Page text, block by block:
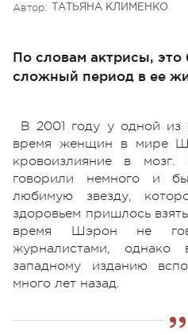
Автор: ТАТЬЯНА КЛИМЕНКО
По словам актрисы,
сложный период в ее
В 2001 году у одной из
время женщин в мире
кровоизлияние в
говорили немного и
любимую звезду,
здоровьем пришлось
время Шэрон не
журналистами, однако
западному изданию
много лет назад.